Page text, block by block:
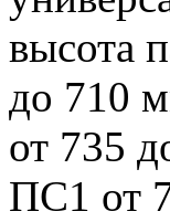
высота
до 710
от 735
ПС1 от